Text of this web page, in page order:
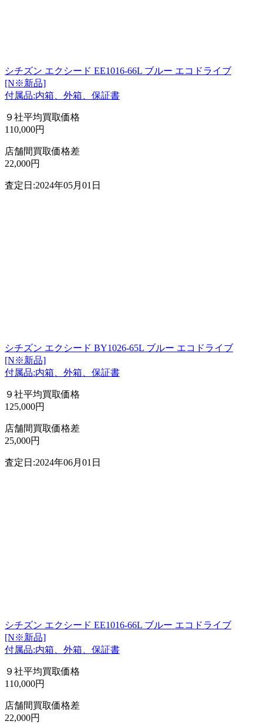
シチズン エクシード EE1016-66L ブルー エコドライブ
[N※新品]
付属品:内箱、外箱、保証書
９社平均買取価格
110,000円
店舗間買取価格差
22,000円
査定日:2024年05月01日
シチズン エクシード BY1026-65L ブルー エコドライブ
[N※新品]
付属品:内箱、外箱、保証書
９社平均買取価格
125,000円
店舗間買取価格差
25,000円
査定日:2024年06月01日
シチズン エクシード EE1016-66L ブルー エコドライブ
[N※新品]
付属品:内箱、外箱、保証書
９社平均買取価格
110,000円
店舗間買取価格差
22,000円